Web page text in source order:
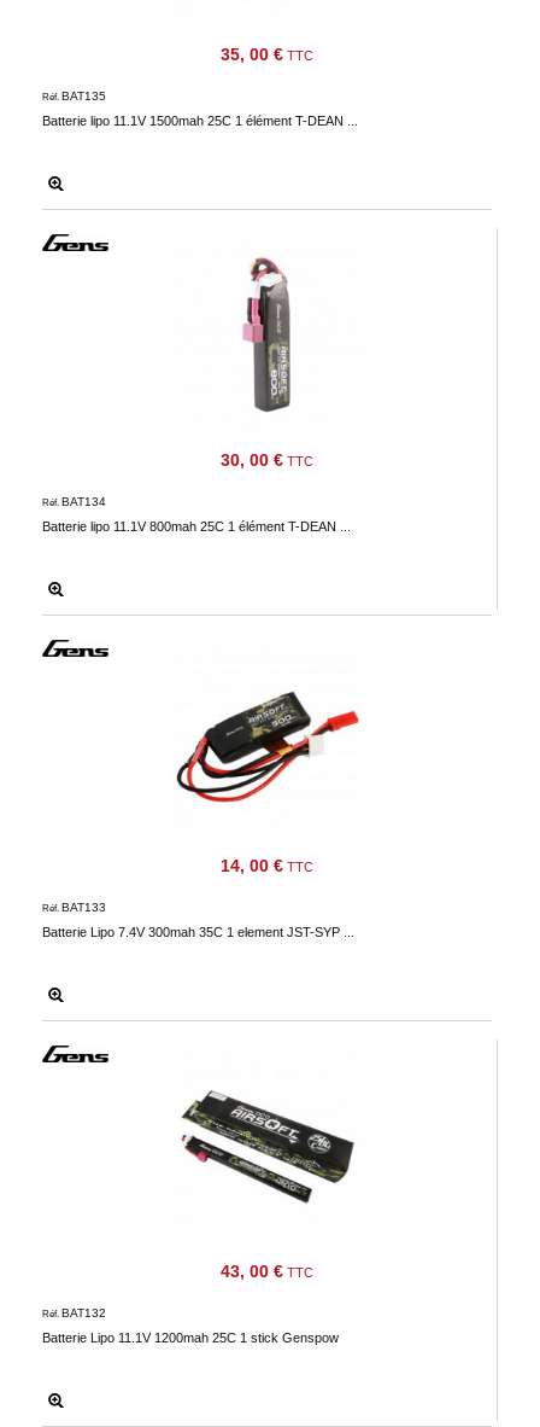
35, 00 € TTC
Batterie lipo 11.1V 1500mah 25C 1 élément T-DEAN ...
Réf. BAT135
30, 00 € TTC
Batterie lipo 11.1V 800mah 25C 1 élément T-DEAN ...
Réf. BAT134
14, 00 € TTC
Batterie Lipo 7.4V 300mah 35C 1 element JST-SYP ...
Réf. BAT133
43, 00 € TTC
Batterie Lipo 11.1V 1200mah 25C 1 stick Genspow
Réf. BAT132